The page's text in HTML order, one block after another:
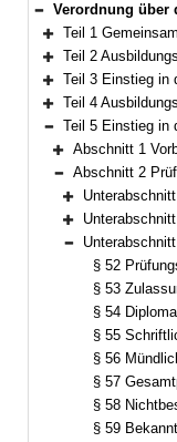
Bereich reduzieren
Verordnung über den fachlichen Schwerpunkt nichttechnischer
Bereich erweitern
Teil 1
Bereich erweitern
Teil 2
Bereich erweitern
Teil 3 Einstieg in
Bereich erweitern
Teil 4
Bereich reduzieren
Teil 5 Einstieg in
Bereich erweitern
Abschnitt 1
Bereich
Abschnitt 2
Bereich
Unterabschnitt 1
Bereich
Bereich
§ 52
§ 53
§ 54
§ 55
§ 56
§ 57
§ 58
§ 59